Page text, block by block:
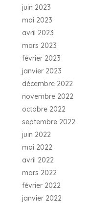
juin 2023
mai 2023
avril 2023
mars 2023
février 2023
janvier 2023
décembre 2022
novembre 2022
octobre 2022
septembre 2022
juin 2022
mai 2022
avril 2022
mars 2022
février 2022
janvier 2022